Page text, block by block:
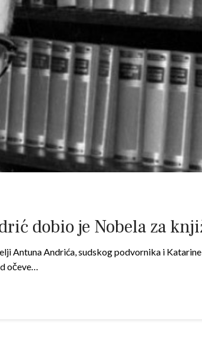
dobio je Nobela za
Antuna Andrića, sudskog podvornika i
očeve…